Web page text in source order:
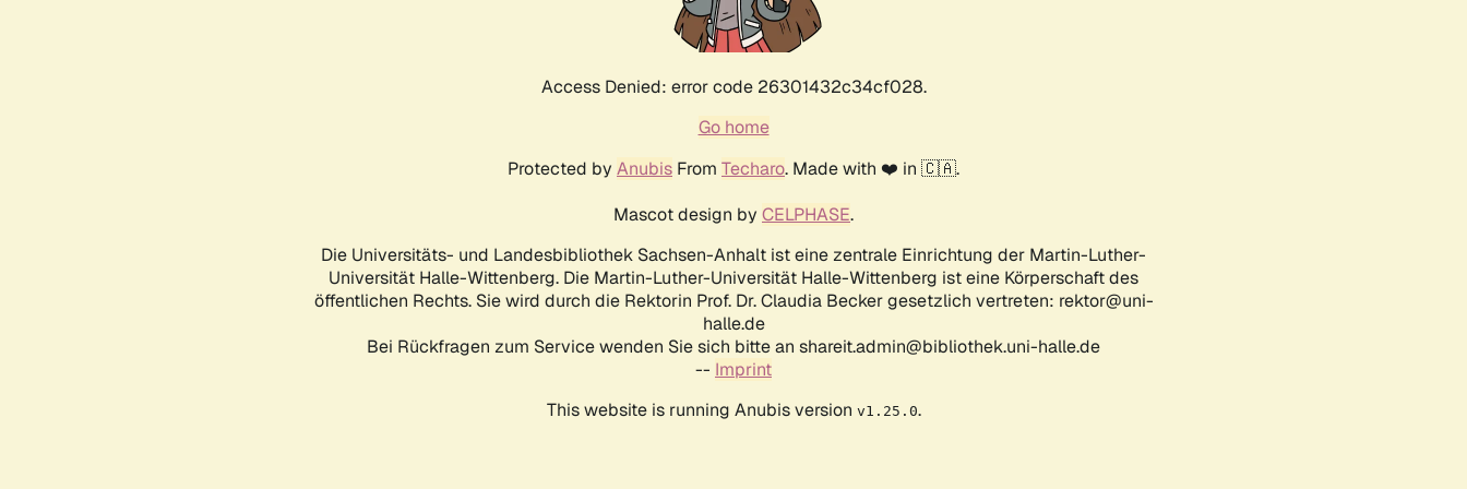
Access Denied: error code 26301432c34cf028.
Go home
Protected by Anubis From Techaro. Made with ❤️ in 🇨🇦.
Mascot design by CELPHASE.
Die Universitäts- und Landesbibliothek Sachsen-Anhalt ist eine zentrale Einrichtung der Martin-Luther-
Universität Halle-Wittenberg. Die Martin-Luther-Universität Halle-Wittenberg ist eine Körperschaft des
öffentlichen Rechts. Sie wird durch die Rektorin Prof. Dr. Claudia Becker gesetzlich vertreten: rektor@uni-
halle.de
Bei Rückfragen zum Service wenden Sie sich bitte an shareit.admin@bibliothek.uni-halle.de
-- Imprint
This website is running Anubis version v1.25.0.